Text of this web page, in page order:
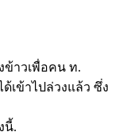
าวเพื่อคน ท.
ข้าไปล่วงแล้ว ซึ่ง
นี้.